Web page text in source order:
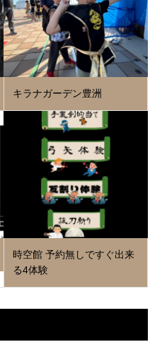
キラナガーデン豊洲
時空館 予約無しですぐ出来
る4体験